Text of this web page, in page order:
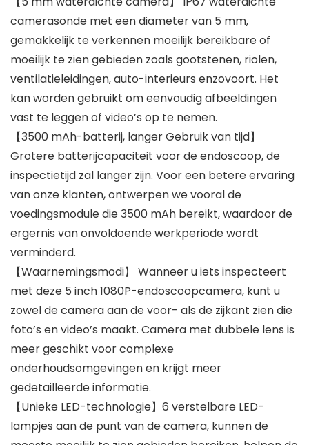
camerasonde met een diameter van 5 mm,
gemakkelijk te verkennen moeilijk bereikbare of
moeilijk te zien gebieden zoals gootstenen, riolen,
ventilatieleidingen, auto-interieurs enzovoort. Het
kan worden gebruikt om eenvoudig afbeeldingen
vast te leggen of video’s op te nemen.
【3500 mAh-batterij, langer Gebruik van tijd】
Grotere batterijcapaciteit voor de endoscoop, de
inspectietijd zal langer zijn. Voor een betere ervaring
van onze klanten, ontwerpen we vooral de
voedingsmodule die 3500 mAh bereikt, waardoor de
ergernis van onvoldoende werkperiode wordt
verminderd.
【Waarnemingsmodi】 Wanneer u iets inspecteert
met deze 5 inch 1080P-endoscoopcamera, kunt u
zowel de camera aan de voor- als de zijkant zien die
foto’s en video’s maakt. Camera met dubbele lens is
meer geschikt voor complexe
onderhoudsomgevingen en krijgt meer
gedetailleerde informatie.
【Unieke LED-technologie】6 verstelbare LED-
lampjes aan de punt van de camera, kunnen de